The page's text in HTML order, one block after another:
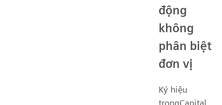
động
không
phân biệt
đơn vị
Ký hiệu
trongCapital